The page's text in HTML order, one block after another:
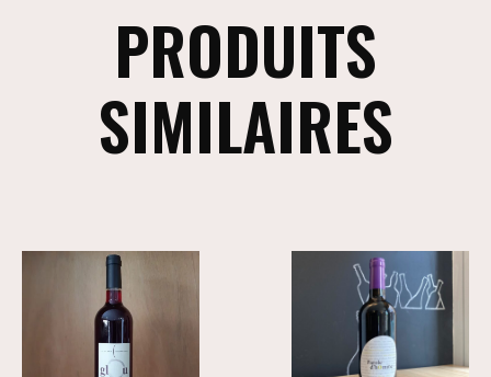
PRODUITS
SIMILAIRES